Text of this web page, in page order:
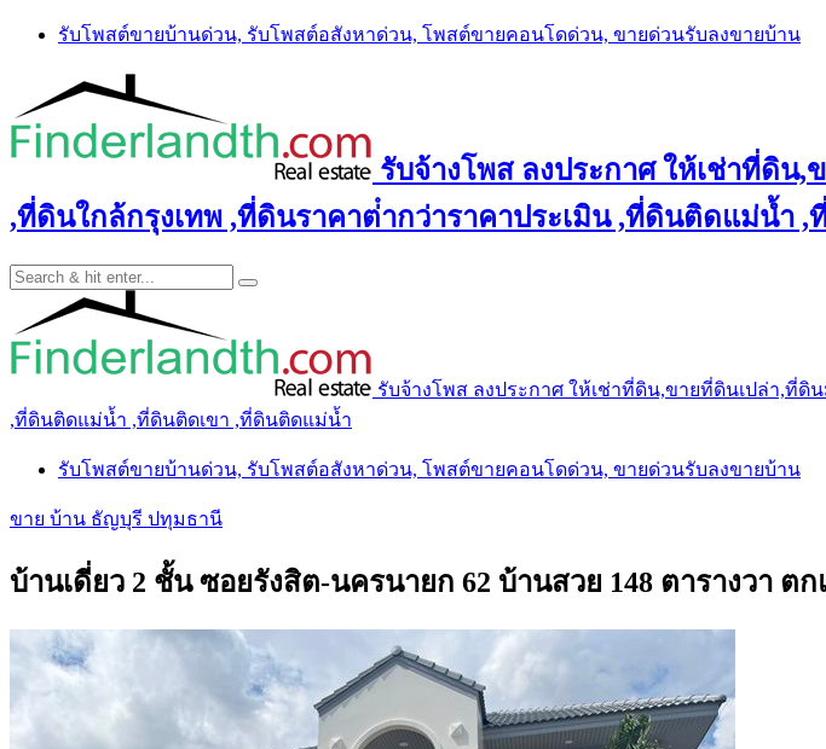
Skip
รับโพสต์ขายบ้านด่วน, รับโพสต์อสังหาด่วน, โพสต์ขายคอนโดด่วน, ขายด่วนรับลงขายบ้าน
รับจ้างโพส ลงประกาศ ให้เช่าที่ดิ
,ที่ดินใกล้กรุงเทพ ,ที่ดินราคาต่ํากว่าราคาประเมิน ,ที่ดินติดแม่น้ำ
รับจ้างโพส ลงประกาศ ให้เช่าที่ดิน,ขายที่ดินเปล่า,ที่
,ที่ดินติดแม่น้ำ ,ที่ดินติดเขา ,ที่ดินติดแม่น้ำ
รับโพสต์ขายบ้านด่วน, รับโพสต์อสังหาด่วน, โพสต์ขายคอนโดด่วน, ขายด่วนรับลงขายบ้าน
ขาย บ้าน ธัญบุรี ปทุมธานี
บ้านเดี่ยว 2 ชั้น ซอยรังสิต-นครนายก 62 บ้านสวย 148 ตารางวา ต